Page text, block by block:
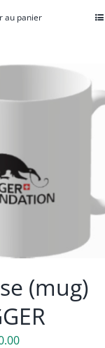
au panier
(mug)